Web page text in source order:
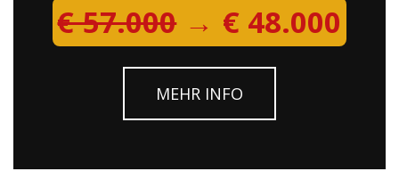
€ 57.000→ € 48.000
MEHR INFO